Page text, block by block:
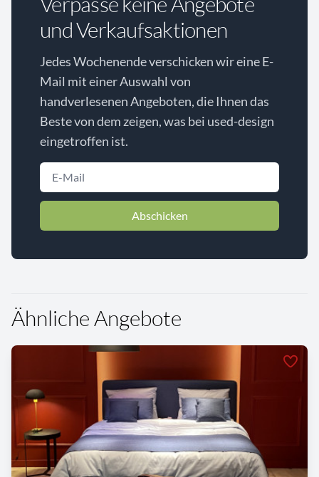
und Verkaufsaktionen
Jedes Wochenende verschicken wir eine E-
Mail mit einer Auswahl von
handverlesenen Angeboten, die Ihnen das
Beste von dem zeigen, was bei used-design
eingetroffen ist.
Abschicken
Ähnliche Angebote